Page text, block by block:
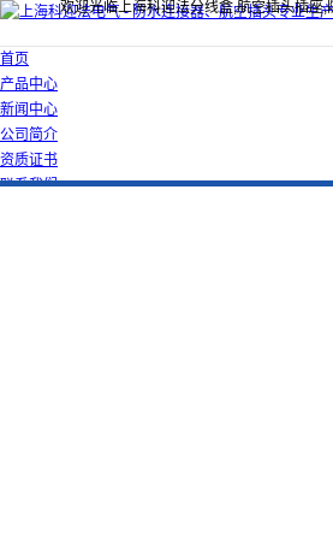
欢迎光临上海科迎法分线盒,航空插头插座
首页
产品中心
新闻中心
公司简介
资质证书
联系我们